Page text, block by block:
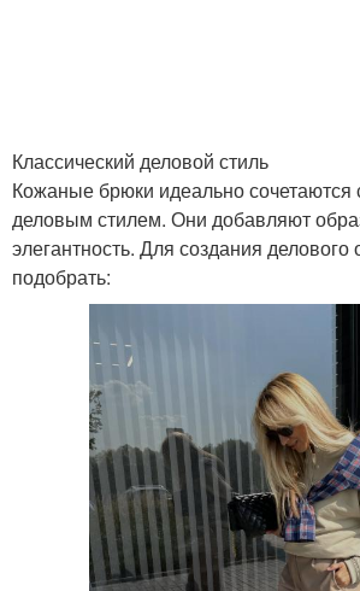
Образ с брюками
Классический деловой стиль
Кожаные брюки идеально сочетаются
деловым стилем. Они добавляют
элегантность. Для создания
подобрать: